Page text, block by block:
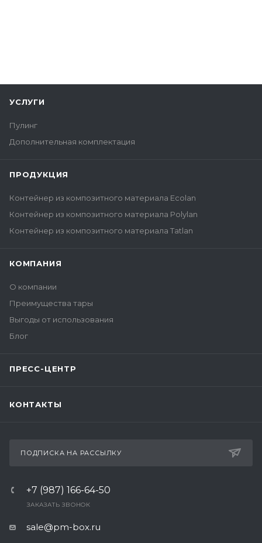
УСЛУГИ
Пулинг
Дополнительная комплектация
ПРОДУКЦИЯ
Контейнер из композитного материала Ecolan
Контейнер из композитного материала Polylan
Контейнер из композитного материала Tatlan
КОМПАНИЯ
О компании
Преимущества тары
Выгоды от использования
Блог
ПРЕСС-ЦЕНТР
КОНТАКТЫ
ПОДПИСКА НА РАССЫЛКУ
+7 (987) 166-64-50
ЗАКАЗАТЬ ЗВОНОК
sale@pm-box.ru